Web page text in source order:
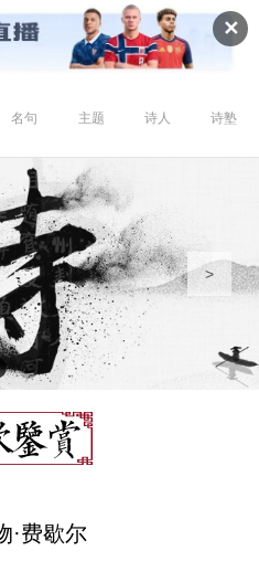
✕
名句 主题 诗人 诗塾
>
·费歇尔